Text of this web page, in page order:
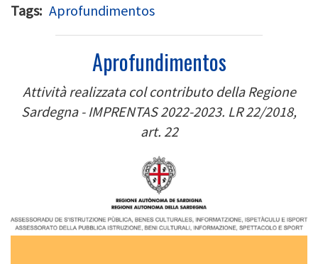
Tags Aprofundimentos
Aprofundimentos
Attività realizzata col contributo della Regione
Sardegna - IMPRENTAS 2022-2023. LR 22/2018,
art. 22